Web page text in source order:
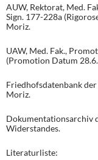
AUW, Rektorat, Med.
Sign. 177-228a
Moriz.
UAW, Med. Fak.,
(Promotion Datum
Friedhofsdatenbank
Moriz.
Dokumentationsarchiv
Widerstandes.
Literaturliste: